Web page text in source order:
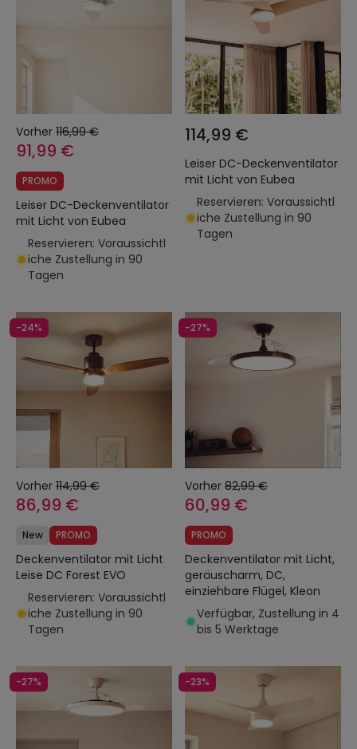
Vorher 116,99 €
91,99 €
PROMO
Leiser DC-Deckenventilator
mit Licht von Eubea
Reservieren: Voraussichtl
iche Zustellung in 90
Tagen
114,99 €
Leiser DC-Deckenventilator
mit Licht von Eubea
Reservieren: Voraussichtl
iche Zustellung in 90
Tagen
-24%
Vorher 114,99 €
86,99 €
New PROMO
Deckenventilator mit Licht
Leise DC Forest EVO
Reservieren: Voraussichtl
iche Zustellung in 90
Tagen
-27%
Vorher 82,99 €
60,99 €
PROMO
Deckenventilator mit Licht,
geräuscharm, DC,
einziehbare Flügel, Kleon
Verfügbar, Zustellung in 4
bis 5 Werktage
-27% -23%